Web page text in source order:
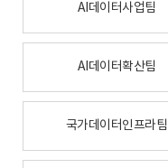
AI데이터사업팀
AI데이터확산팀
국가데이터인프라팀